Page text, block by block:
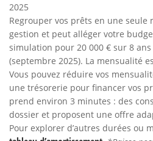
2025
Regrouper vos prêts en une
gestion et peut alléger votre
simulation pour 20 000 € sur 8
(septembre 2025). La mensualité
Vous pouvez réduire vos
une trésorerie pour financer vos
prend environ 3 minutes : des
dossier et proposent une offre
Pour explorer d’autres durées ou